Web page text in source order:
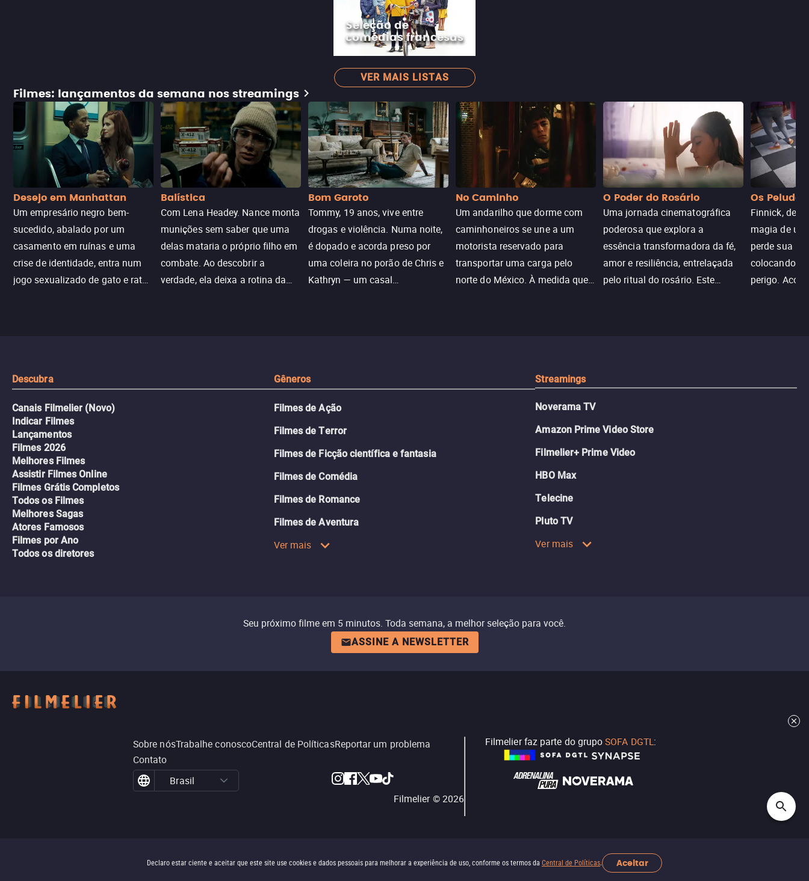
Declaro estar ciente e aceitar que este site use cookies e dados pessoais para melhorar a experiência de uso, conforme os termos da Central de Políticas. Aceitar
Seleção de
comédias francesas
VER MAIS LISTAS
Filmes: lançamentos da semana nos streamings
Desejo em Manhattan
Um empresário negro bem-
sucedido, abalado por um
casamento em ruínas e uma
crise de identidade, entra num
jogo sexualizado de gato e rato
Balística
Com Lena Headey. Nance monta
munições sem saber que uma
delas mataria o próprio filho em
combate. Ao descobrir a
verdade, ela deixa a rotina da
Bom Garoto
Tommy, 19 anos, vive entre
drogas e violência. Numa noite,
é dopado e acorda preso por
uma coleira no porão de Chris e
Kathryn — um casal
No Caminho
Um andarilho que dorme com
caminhoneiros se une a um
motorista reservado para
transportar uma carga pelo
norte do México. À medida que
O Poder do Rosário
Uma jornada cinematográfica
poderosa que explora a
essência transformadora da fé,
amor e resiliência, entrelaçada
pelo ritual do rosário. Este
Os Peludos
Finnick,
magia de
perde sua
colocando
perigo.
Descubra
Canais Filmelier (Novo)
Indicar Filmes
Lançamentos
Filmes 2026
Melhores Filmes
Assistir Filmes Online
Filmes Grátis Completos
Todos os Filmes
Melhores Sagas
Atores Famosos
Filmes por Ano
Todos os diretores
Gêneros
Filmes de Ação
Filmes de Terror
Filmes de Ficção científica e fantasia
Filmes de Comédia
Filmes de Romance
Filmes de Aventura
Ver mais
Streamings
Noverama TV
Amazon Prime Video Store
Filmelier+ Prime Video
HBO Max
Telecine
Pluto TV
Ver mais
Seu próximo filme em 5 minutos. Toda semana, a melhor seleção para você.
ASSINE A NEWSLETTER
Sobre nósTrabalhe conoscoCentral de PolíticasReportar um problema
Contato
Brasil
Filmelier ©2026
Filmelier faz parte do grupoSOFA DGTL: